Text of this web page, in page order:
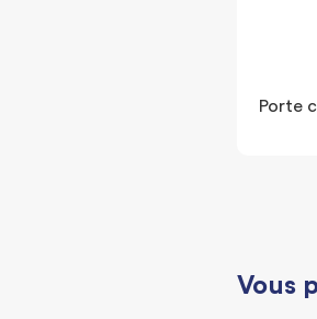
Porte
Vous